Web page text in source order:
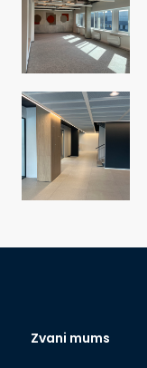
Zvani mums